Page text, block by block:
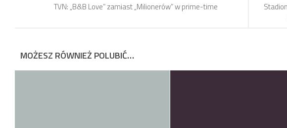
TVN: „B&B Love” zamiast „Milionerów” w prime-time
MOŻESZ RÓWNIEŻ POLUBIĆ…